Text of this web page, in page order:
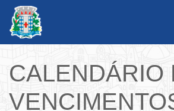
CALENDÁRIO